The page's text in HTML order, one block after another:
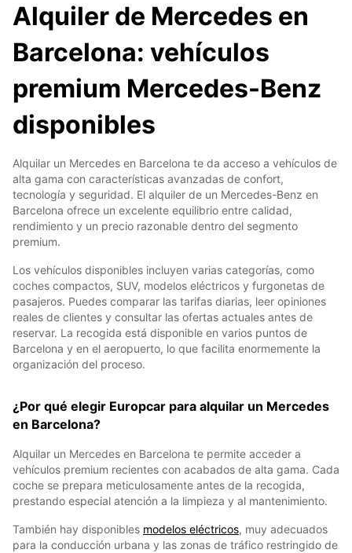
Alquiler de Mercedes en
Barcelona: vehículos
premium Mercedes-Benz
disponibles
Alquilar un Mercedes en Barcelona te da acceso a vehículos de
alta gama con características avanzadas de confort,
tecnología y seguridad. El alquiler de un Mercedes-Benz en
Barcelona ofrece un excelente equilibrio entre calidad,
rendimiento y un precio razonable dentro del segmento
premium.
Los vehículos disponibles incluyen varias categorías, como
coches compactos, SUV, modelos eléctricos y furgonetas de
pasajeros. Puedes comparar las tarifas diarias, leer opiniones
reales de clientes y consultar las ofertas actuales antes de
reservar. La recogida está disponible en varios puntos de
Barcelona y en el aeropuerto, lo que facilita enormemente la
organización del proceso.
¿Por qué elegir Europcar para alquilar un Mercedes
en Barcelona?
Alquilar un Mercedes en Barcelona te permite acceder a
vehículos premium recientes con acabados de alta gama. Cada
coche se prepara meticulosamente antes de la recogida,
prestando especial atención a la limpieza y al mantenimiento.
También hay disponibles modelos eléctricos, muy adecuados
para la conducción urbana y las zonas de tráfico restringido de